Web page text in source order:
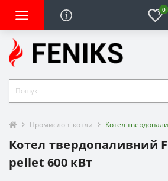
0
Промислові котли Котел
Котел твердопаливний
pellet 600 кВт